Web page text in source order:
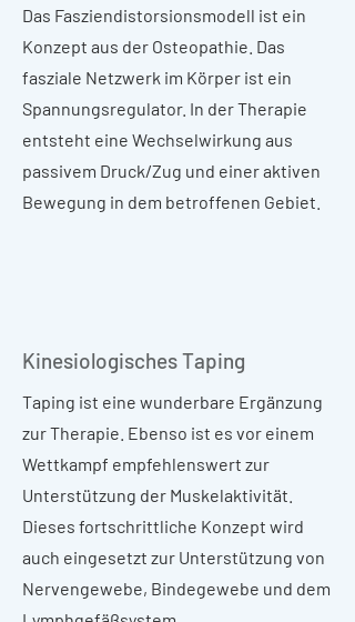
Das Fasziendistorsionsmodell ist ein
Konzept aus der Osteopathie. Das
fasziale Netzwerk im Körper ist ein
Spannungsregulator. In der Therapie
entsteht eine Wechselwirkung aus
passivem Druck/Zug und einer aktiven
Bewegung in dem betroffenen Gebiet.
Kinesiologisches Taping
Taping ist eine wunderbare Ergänzung
zur Therapie. Ebenso ist es vor einem
Wettkampf empfehlenswert zur
Unterstützung der Muskelaktivität.
Dieses fortschrittliche Konzept wird
auch eingesetzt zur Unterstützung von
Nervengewebe, Bindegewebe und dem